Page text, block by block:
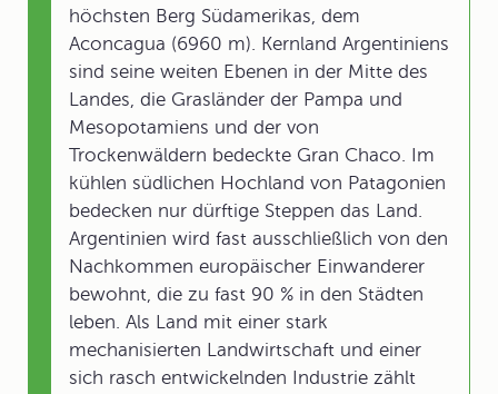
höchsten Berg Südamerikas, dem
Aconcagua (6960 m). Kernland Argentiniens
sind seine weiten Ebenen in der Mitte des
Landes, die Grasländer der Pampa und
Mesopotamiens und der von
Trockenwäldern bedeckte Gran Chaco. Im
kühlen südlichen Hochland von Patagonien
bedecken nur dürftige Steppen das Land.
Argentinien wird fast ausschließlich von den
Nachkommen europäischer Einwanderer
bewohnt, die zu fast 90 % in den Städten
leben. Als Land mit einer stark
mechanisierten Landwirtschaft und einer
sich rasch entwickelnden Industrie zählt